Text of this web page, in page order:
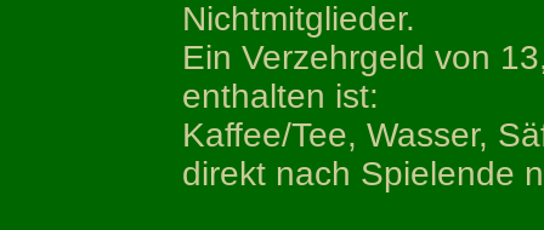
Nichtmitglieder.
Ein Verzehrgeld von
enthalten ist:
Kaffee/Tee, Wasser,
direkt nach Spielende